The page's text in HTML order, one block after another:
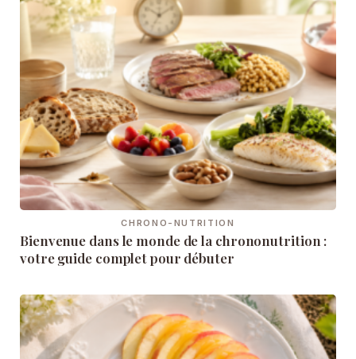
CHRONO-NUTRITION
Bienvenue dans le monde de la chrononutrition :
votre guide complet pour débuter